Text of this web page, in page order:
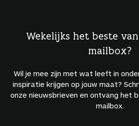
Wekelijks het beste
mailbox?
Wil je mee zijn met wat leeft in
inspiratie krijgen op jouw maat?
onze nieuwsbrieven en ontvang het
mailbox.